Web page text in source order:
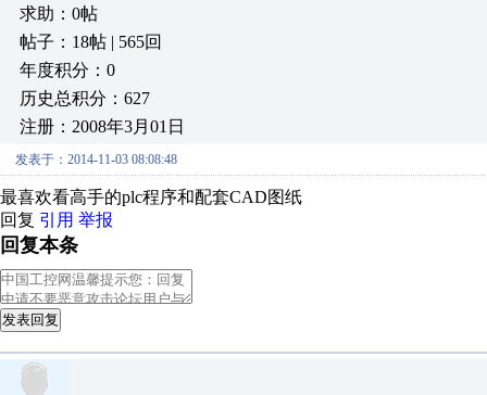
求助：0帖
帖子：18帖 | 565回
年度积分：0
历史总积分：627
注册：2008年3月01日
发表于：2014-11-03 08:08:48
最喜欢看高手的plc程序和配套CAD图纸
回复 引用 举报
回复本条
发表回复